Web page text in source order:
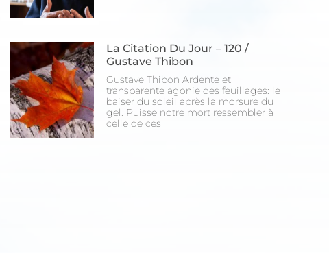
La Citation Du Jour – 120 /
Gustave Thibon
Gustave Thibon Ardente et
transparente agonie des feuillages: le
baiser du soleil après la morsure du
gel. Puisse notre mort ressembler à
celle de ces